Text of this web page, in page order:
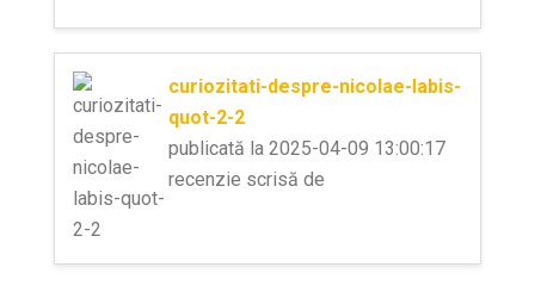
curiozitati-despre-nicolae-labis-
quot-2-2
publicată la 2025-04-09 13:00:17
recenzie scrisă de